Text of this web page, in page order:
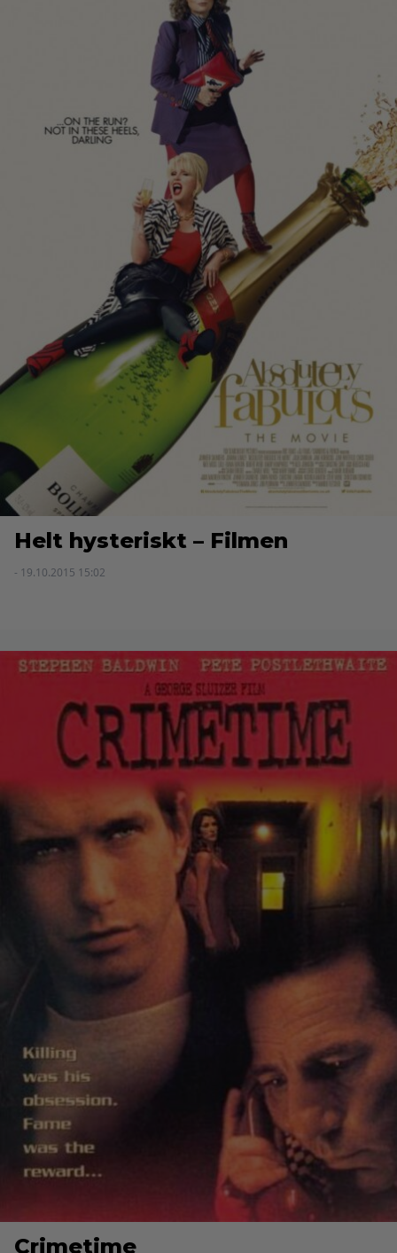
Helt hysteriskt – Filmen
- 19.10.2015 15:02
Crimetime